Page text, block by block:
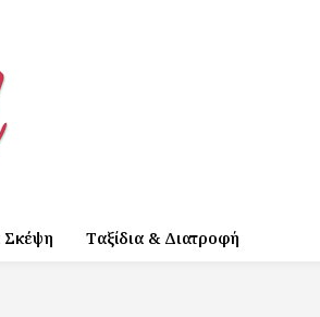
Σκέψη Ταξίδια & Διατροφή